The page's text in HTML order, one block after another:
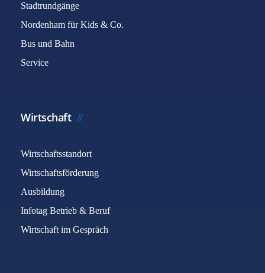
Stadtrundgänge
Nordenham für Kids & Co.
Bus und Bahn
Service
Wirtschaft
Wirtschaftsstandort
Wirtschaftsförderung
Ausbildung
Infotag Betrieb & Beruf
Wirtschaft im Gespräch